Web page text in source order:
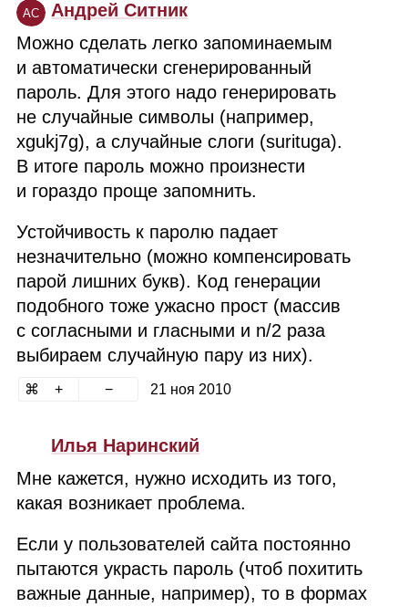
АС
Андрей Ситник
Можно сделать легко запоминаемым
и автоматически сгенерированный
пароль. Для этого надо генерировать
не случайные символы (например,
xgukj7g), а случайные слоги (surituga).
В итоге пароль можно произнести
и гораздо проще запомнить.
Устойчивость к паролю падает
незначительно (можно компенсировать
парой лишних букв). Код генерации
подобного тоже ужасно прост (массив
с согласными и гласными и n/2 раза
выбираем случайную пару из них).
21 ноя 2010
Илья Наринский
Мне кажется, нужно исходить из того,
какая возникает проблема.
Если у пользователей сайта постоянно
пытаются украсть пароль (чтоб похитить
важные данные, например), то в формах